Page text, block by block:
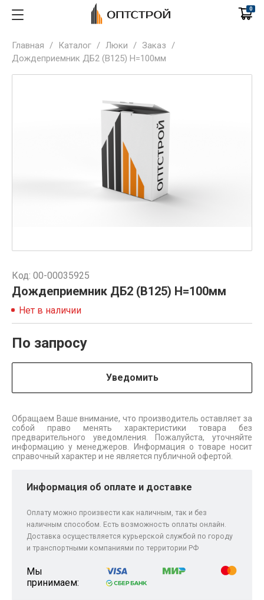
0
Главная / Каталог / Люки / Заказ /
Дождеприемник ДБ2 (В125) H=100мм
Код: 00-00035925
Дождеприемник ДБ2 (В125) H=100мм
Нет в наличии
По запросу
Уведомить
Обращаем Ваше внимание, что производитель оставляет за
собой право менять характеристики товара без
предварительного уведомления. Пожалуйста, уточняйте
информацию у менеджеров. Информация о товаре носит
справочный характер и не является публичной офертой.
Информация об оплате и доставке
Оплату можно произвести как наличным, так и без
наличным способом. Есть возможность оплаты онлайн.
Доставка осуществляется курьерской службой по городу
и транспортными компаниями по территории РФ
Мы
принимаем: